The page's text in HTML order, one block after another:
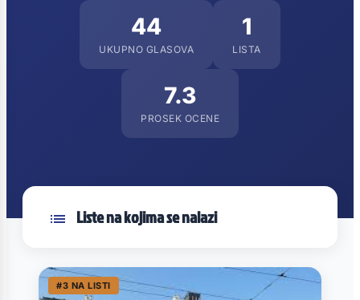
44
UKUPNO GLASOVA
1
LISTA
7.3
PROSEK OCENE
Liste na kojima se nalazi
#3 NA LISTI